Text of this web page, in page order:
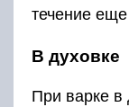
течение
В духовке
При варке в